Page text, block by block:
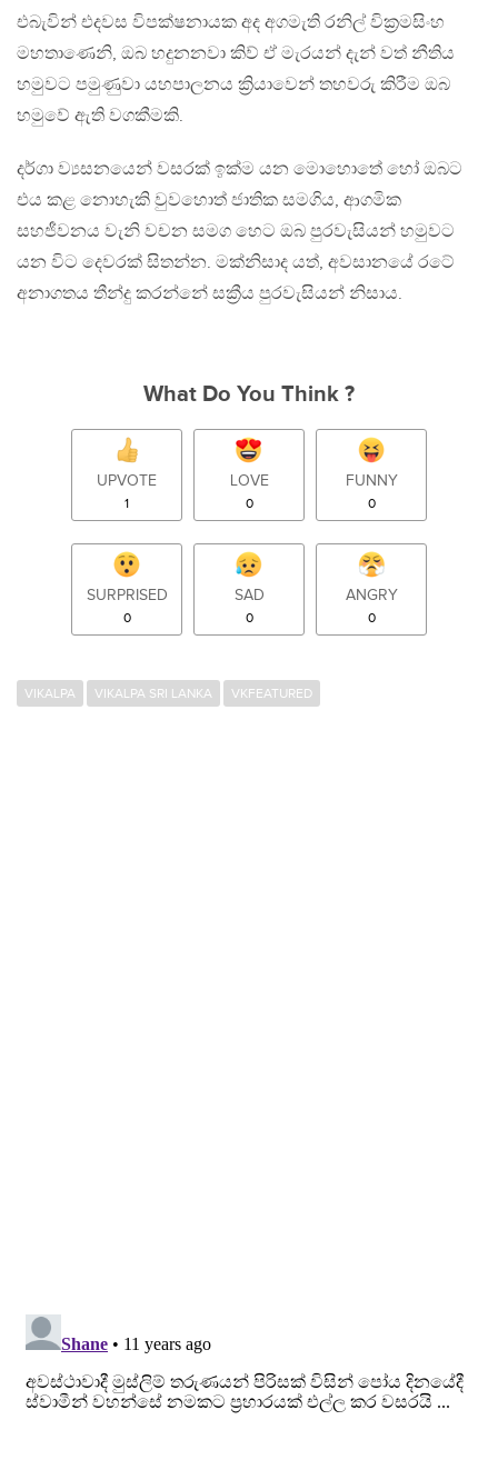
එබැවින් එදවස විපක්ෂනායක අද අගමැති රනිල් වික්‍රමසිංහ
මහතාණෙනි, ඔබ හදුනනවා කිව් ඒ මැරයන් දැන් වත් නීතිය
හමුවට පමුණුවා යහපාලනය ක්‍රියාවෙන් තහවරු කිරීම ඔබ
හමුවේ ඇති වගකීමකි.
දර්ගා ව්‍යසනයෙන් වසරක් ඉක්ම යන මොහොතේ හෝ ඔබට
එය කළ නොහැකි වුවහොත් ජාතික සමගිය, ආගමික
සහජීවනය වැනි වචන සමග හෙට ඔබ පුරවැසියන් හමුවට
යන විට දෙවරක් සිතන්න. මක්නිසාද යත්, අවසානයේ රටේ
අනාගතය තීන්දු කරන්නේ සක්‍රීය පුරවැසියන් නිසාය.
What Do You Think ?
UPVOTE
1
LOVE
0
FUNNY
0
SURPRISED
0
SAD
0
ANGRY
0
VIKALPA VIKALPA SRI LANKA VKFEATURED